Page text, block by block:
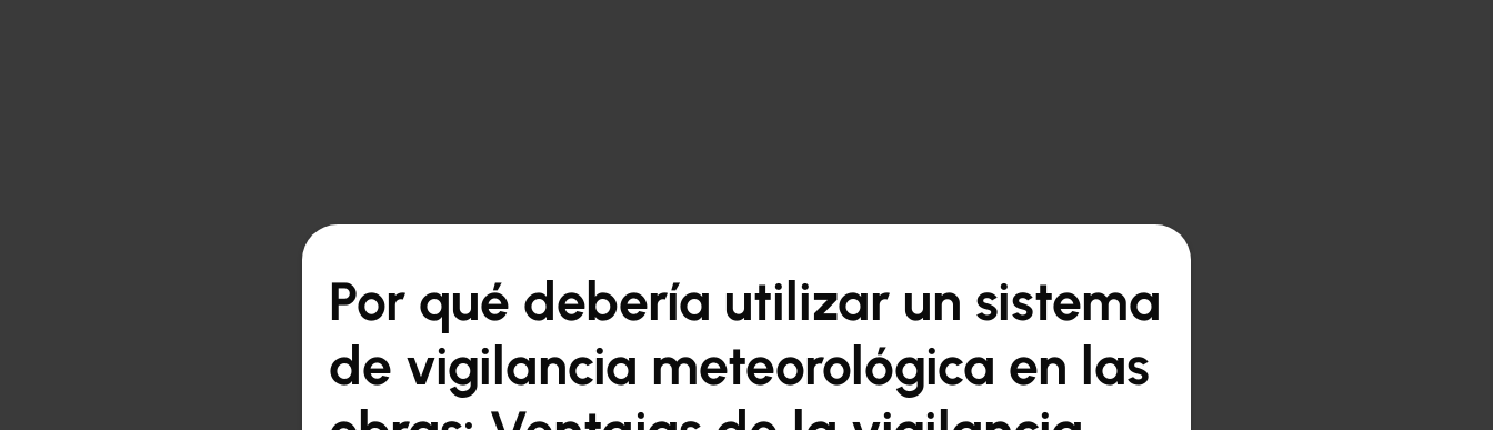
Por qué debería utilizar un sistema
de vigilancia meteorológica en las